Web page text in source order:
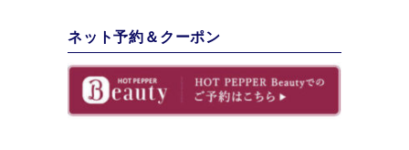
ネット予約＆クーポン